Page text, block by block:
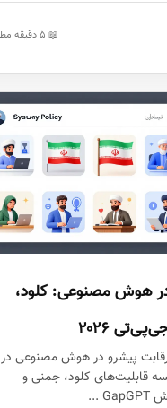
📖 ۵ دقیقه مطالعه
هوش مصنوعی: کلود،
۲۰۲۶
رقابت پیشرو در هوش مصنوعی در
مقایسه قابلیت‌های کلود، جمنی و